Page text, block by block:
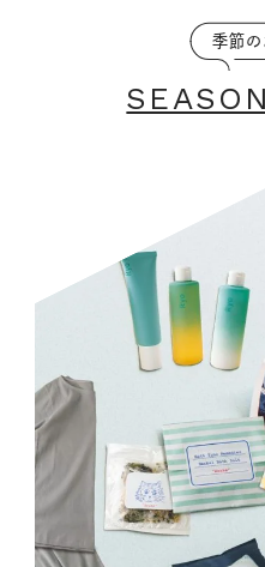
季節の